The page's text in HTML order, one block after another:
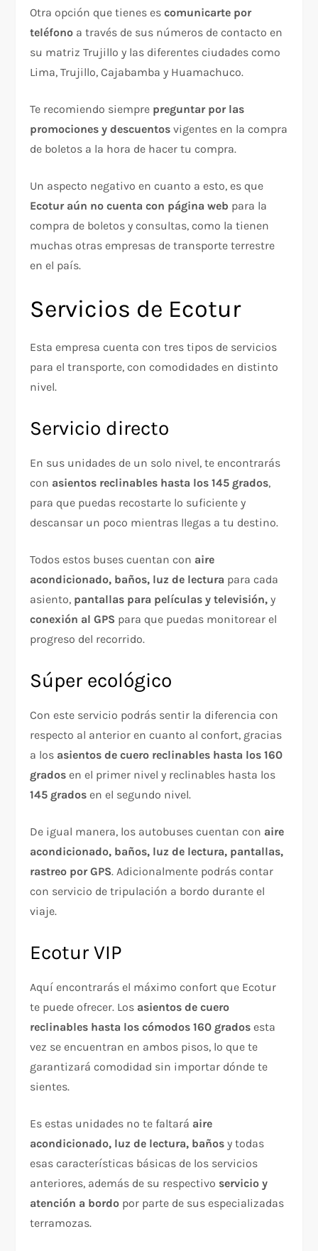
Otra opción que tienes escomunicarte por
teléfono a través de sus números de contacto en
su matriz Trujillo y las diferentes ciudades como
Lima, Trujillo, Cajabamba y Huamachuco.
Te recomiendo siempre preguntar por las
promociones y descuentos vigentes en la compra
de boletos a la hora de hacer tu compra.
Un aspecto negativo en cuanto a esto, es que
Ecotur aún no cuenta con página web para la
compra de boletos y consultas, como la tienen
muchas otras empresas de transporte terrestre
en el país.
Servicios de Ecotur
Esta empresa cuenta con tres tipos de servicios
para el transporte, con comodidades en distinto
nivel.
Servicio directo
En sus unidades de un solo nivel, te encontrarás
con asientos reclinables hasta los 145 grados,
para que puedas recostarte lo suficiente y
descansar un poco mientras llegas a tu destino.
Todos estos buses cuentan con aire
acondicionado, baños, luz de lectura para cada
asiento, pantallas para películas y televisión, y
conexión al GPS para que puedas monitorear el
progreso del recorrido.
Súper ecológico
Con este servicio podrás sentir la diferencia con
respecto al anterior en cuanto al confort, gracias
a los asientos de cuero reclinables hasta los 160
grados en el primer nivel y reclinables hasta los
145 grados en el segundo nivel.
De igual manera, los autobuses cuentan con aire
acondicionado, baños, luz de lectura, pantallas,
rastreo por GPS. Adicionalmente podrás contar
con servicio de tripulación a bordo durante el
viaje.
Ecotur VIP
Aquí encontrarás el máximo confort que Ecotur
te puede ofrecer. Los asientos de cuero
reclinables hasta los cómodos 160 grados esta
vez se encuentran en ambos pisos, lo que te
garantizará comodidad sin importar dónde te
sientes.
Es estas unidades no te faltará aire
acondicionado, luz de lectura, baños y todas
esas características básicas de los servicios
anteriores, además de su respectivo servicio y
atención a bordo por parte de sus especializadas
terramozas.